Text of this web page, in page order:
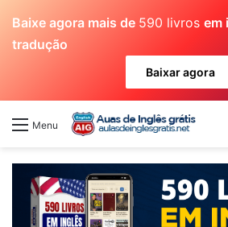
Baixe agora mais de 590 livros em
tradução
Baixar agora
Menu